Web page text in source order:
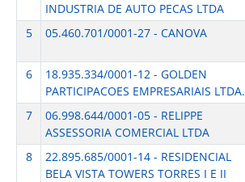
INDUSTRIA DE AUTO PECAS LTDA
5
05.460.701/0001-27 - CANOVA
6
18.935.334/0001-12 - GOLDEN
PARTICIPACOES EMPRESARIAIS LTDA.
7
06.998.644/0001-05 - RELIPPE
ASSESSORIA COMERCIAL LTDA
8
22.895.685/0001-14 - RESIDENCIAL
BELA VISTA TOWERS TORRES I E II